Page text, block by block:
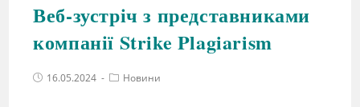
Веб-зустріч з представниками
компанії Strike Plagiarism
16.05.2024 Новини